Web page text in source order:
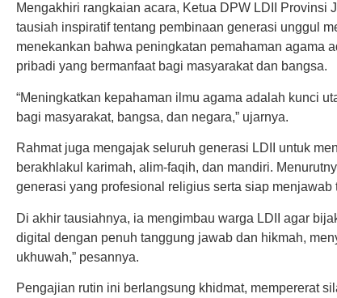
Mengakhiri rangkaian acara, Ketua DPW LDII Provinsi
tausiah inspiratif tentang pembinaan generasi unggul
menekankan bahwa peningkatan pemahaman agama
pribadi yang bermanfaat bagi masyarakat dan bangsa.
“Meningkatkan kepahaman ilmu agama adalah kunci
bagi masyarakat, bangsa, dan negara,” ujarnya.
Rahmat juga mengajak seluruh generasi LDII untuk
berakhlakul karimah, alim-faqih, dan mandiri.
generasi yang profesional religius serta siap menjawab
Di akhir tausiahnya, ia mengimbau warga LDII agar
digital dengan penuh tanggung jawab dan hikmah,
ukhuwah,” pesannya.
Pengajian rutin ini berlangsung khidmat, mempererat